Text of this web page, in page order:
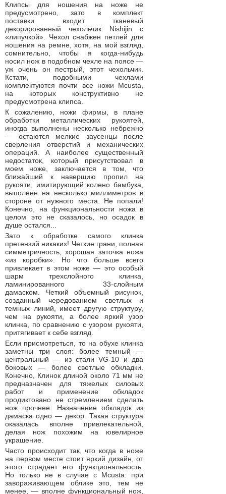
Клипсы для ношения на ноже не
предусмотрено, зато в комплект
поставки входит тканевый
декорированный чехольчик Nishijin с
«липучкой». Чехол снабжен петлей для
ношения на ремне, хотя, на мой взгляд,
сомнительно, чтобы я когда-нибудь
носил нож в подобном чехле на поясе —
уж очень он пестрый, этот чехольчик.
Кстати, подобными чехлами
комплектуются почти все ножи Mcusta,
на которых конструктивно не
предусмотрена клипса.
К сожалению, ножи фирмы, в плане
обработки металлических рукоятей,
иногда выполнены несколько небрежно
— остаются мелкие заусенцы после
сверления отверстий и механических
операций. А наиболее существенный
недостаток, который присутствовал в
моем ноже, заключается в том, что
ближайший к навершию пропил на
рукояти, имитирующий колено бамбука,
выполнен на несколько миллиметров в
стороне от нужного места. Не попали!
Конечно, на функциональности ножа в
целом это не сказалось, но осадок в
душе остался...
Зато к обработке самого клинка
претензий никаких! Четкие грани, полная
симметричность, хорошая заточка ножа
«из коробки». Но что больше всего
привлекает в этом ноже — это особый
шарм трехслойного клинка,
ламинированного 33-слойным
дамаском. Четкий объемный рисунок,
созданный чередованием светлых и
темных линий, имеет другую структуру,
чем на рукояти, а более яркий узор
клинка, по сравнению с узором рукояти,
притягивает к себе взгляд.
Если присмотреться, то на обухе клинка
заметны три слоя: более темный —
центральный — из стали VG-10 и два
боковых — более светлые обкладки.
Конечно, Клинок длиной около 71 мм не
предназначен для тяжелых силовых
работ и применение обкладок
продиктовано не стремлением сделать
нож прочнее. Назначение обкладок из
дамаска одно — декор. Такая структура
оказалась вполне привлекательной,
делая нож похожим на ювелирное
украшение.
Часто происходит так, что когда в ноже
на первом месте стоит яркий дизайн, от
этого страдает его функциональность.
Но только не в случае с Mcusta: при
завораживающем облике это, тем не
менее, — вполне функциональный нож,